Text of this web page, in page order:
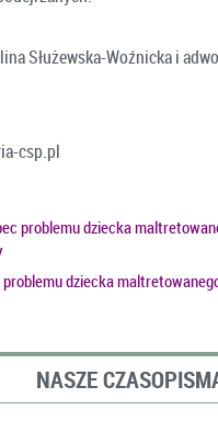
Służewska-Woźnicka i
csp.pl
problemu dziecka
dziecka
NASZE